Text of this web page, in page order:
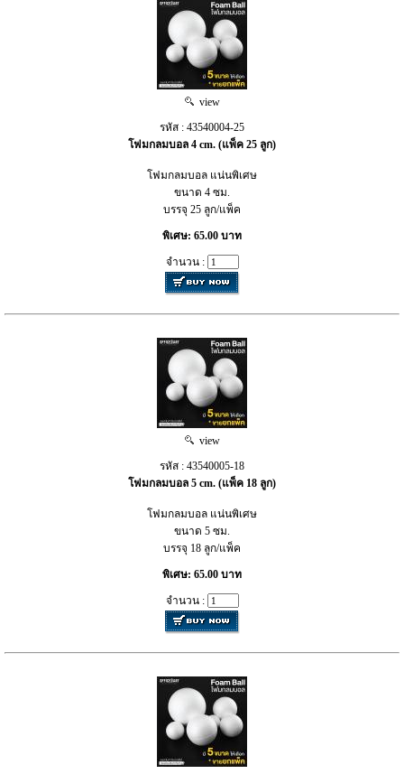
view
รหัส : 43540004-25
โฟมกลมบอล 4 cm. (แพ็ค 25 ลูก)
โฟมกลมบอล แน่นพิเศษ
ขนาด 4 ซม.
บรรจุ 25 ลูก/แพ็ค
พิเศษ: 65.00 บาท
จำนวน :
view
รหัส : 43540005-18
โฟมกลมบอล 5 cm. (แพ็ค 18 ลูก)
โฟมกลมบอล แน่นพิเศษ
ขนาด 5 ซม.
บรรจุ 18 ลูก/แพ็ค
พิเศษ: 65.00 บาท
จำนวน :